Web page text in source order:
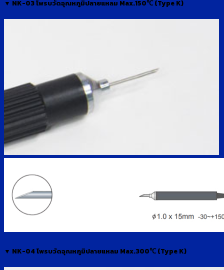
▼ NK-03 โพรบวัดอุณหภูมิปลายแหลม Max.150℃ (Type K)
▼ NK-04 โพรบวัดอุณหภูมิปลายแหลม Max.300℃ (Type K)